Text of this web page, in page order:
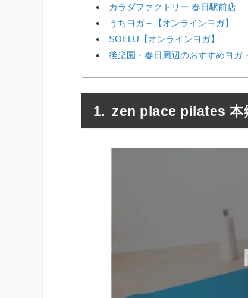
カラダファクトリー 春日駅前店
うちヨガ＋【オンラインヨガ】
SOELU【オンラインヨガ】
後楽園・春日周辺のおすすめヨガ
zen place pilates 本